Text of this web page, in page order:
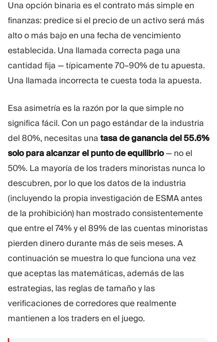
Una opción binaria es el contrato más simple en
finanzas: predice si el precio de un activo será más
alto o más bajo en una fecha de vencimiento
establecida. Una llamada correcta paga una
cantidad fija — típicamente 70–90% de tu apuesta.
Una llamada incorrecta te cuesta toda la apuesta.
Esa asimetría es la razón por la que simple no
significa fácil. Con un pago estándar de la industria
del 80%, necesitas una tasa de ganancia del 55.6%
solo para alcanzar el punto de equilibrio— no el
50%. La mayoría de los traders minoristas nunca lo
descubren, por lo que los datos de la industria
(incluyendo la propia investigación de ESMA antes
de la prohibición) han mostrado consistentemente
que entre el 74% y el 89% de las cuentas minoristas
pierden dinero durante más de seis meses. A
continuación se muestra lo que funciona una vez
que aceptas las matemáticas, además de las
estrategias, las reglas de tamaño y las
verificaciones de corredores que realmente
mantienen a los traders en el juego.
Plataforma De Trading Oficina De Soporte
Guía de marketing
Glosario
Calculadora
Plan de negocio
Sobre Nosotros
Eventos
Noticias de la empresa
Carreras